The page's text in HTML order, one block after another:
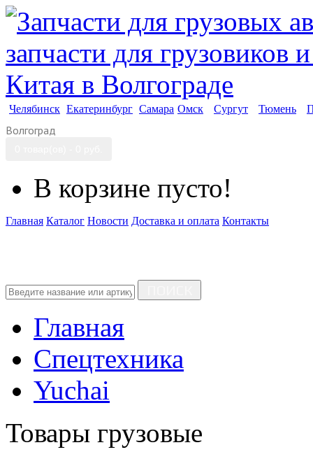
Челябинск Екатеринбург Самара Омск Сургут Тюмень
Волгоград
В корзине пусто!
Главная Каталог Новости Доставка и оплата Контакты
Главная
Спецтехника
Yuchai
Товары грузовые